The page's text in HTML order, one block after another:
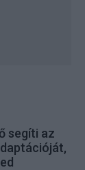
segíti az